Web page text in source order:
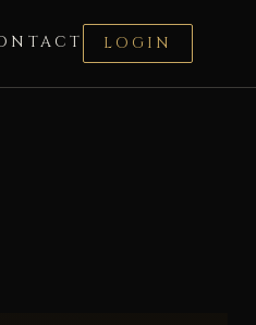
LOGIN